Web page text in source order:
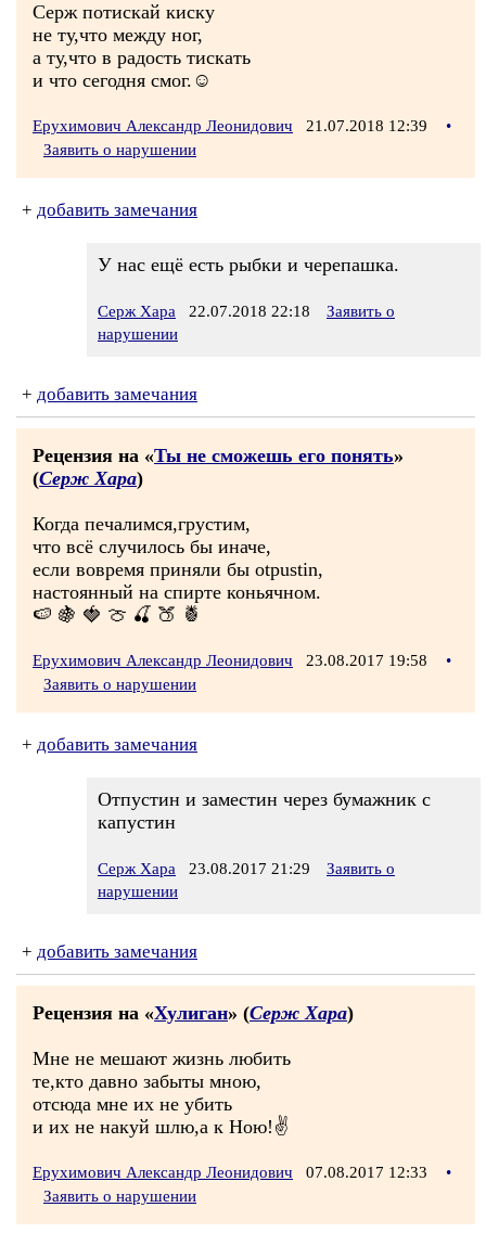
Серж потискай киску
не ту,что между ног,
а ту,что в радость тискать
и что сегодня смог.☺
Ерухимович Александр Леонидович 21.07.2018 12:39
•
Заявить о нарушении
+ добавить замечания
У нас ещё есть рыбки и черепашка.
Серж Хара 22.07.2018 22:18
Заявить о
нарушении
+ добавить замечания
Рецензия на «Ты не сможешь его понять»
(Серж Хара)
Когда печалимся,грустим,
что всё случилось бы иначе,
если вовремя приняли бы otpustin,
настоянный на спирте коньячном.
🍉 🍇 🍓 🍈 🍒 🍑 🍍
Ерухимович Александр Леонидович 23.08.2017 19:58
•
Заявить о нарушении
+ добавить замечания
Отпустин и заместин через бумажник с
капустин
Серж Хара 23.08.2017 21:29
Заявить о
нарушении
+ добавить замечания
Рецензия на «Хулиган» (Серж Хара)
Мне не мешают жизнь любить
те,кто давно забыты мною,
отсюда мне их не убить
и их не накуй шлю,а к Ною!✌
Ерухимович Александр Леонидович 07.08.2017 12:33
•
Заявить о нарушении